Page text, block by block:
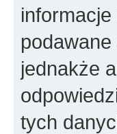
jednakże
tych